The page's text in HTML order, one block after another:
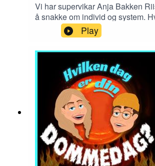
Vi har supervikar Anja Bakken
å snakke om individ og system.
mest? Eller teller det like mye?
individets klimaregnskap egentlig
Play